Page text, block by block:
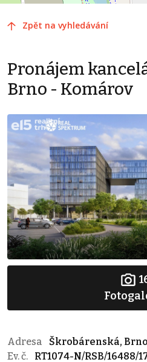
Zpět na vyhledávání
Pronájem
Brno - Komárov
Adresa
Škrobárenská,
Ev. č.
RT1074-N/RSB/16488/